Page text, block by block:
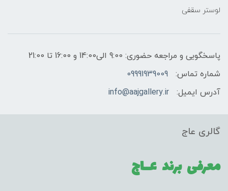
لوستر سقفی
پاسخگویی و مراجعه حضوری: 9:00 الی14:00 و 16:00 تا 21:00
شماره تماس:
09991939009
آدرس ایمیل:
info@aajgallery.ir
گالری عاج
معرفی برند عــاج